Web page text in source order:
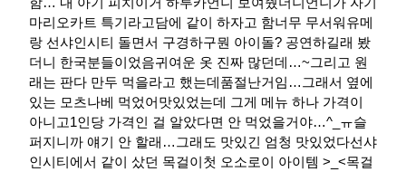
마리오카트 특기라고담에 같이 하자고 함너무 무서워유메
랑 선샤인시티 돌면서 구경하구뭔 아이돌? 공연하길래 봤
더니 한국분들이었음귀여운 옷 진짜 많던데…~​그리고 원
래는 판다 만두 먹을라고 했는데품절난거임…그래서 옆에
있는 모츠나베 먹었어맛있었는데 그게 메뉴 하나 가격이
아니고1인당 가격인 걸 알았다면 안 먹었을거야…^_ㅠ슬
퍼지니까 얘기 안 할래…그래도 맛있긴 엄청 맛있었다선샤
인시티에서 같이 샀던 목걸이첫 오소로이 아이템 >_<목걸